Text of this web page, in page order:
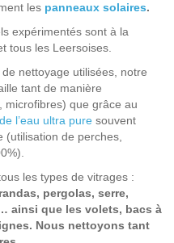
les panneaux solaires.
expérimentés sont à la
tous les Leersoises.
nettoyage utilisées, notre
tant de manière
microfibres) que grâce au
l’eau ultra pure souvent
de perches,
les types de vitrages :
pergolas, serre,
ainsi que les volets, bacs à
Nous nettoyons tant